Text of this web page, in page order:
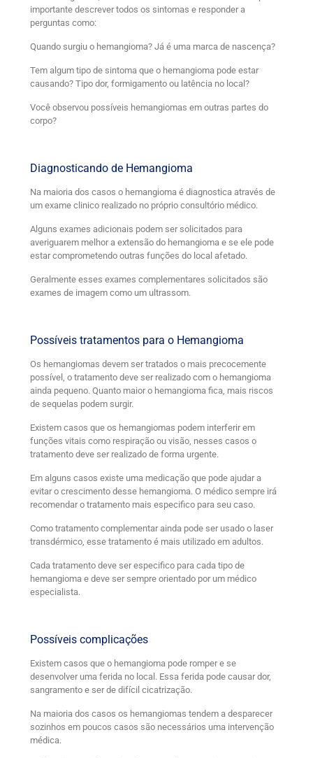
importante descrever todos os sintomas e responder a
perguntas como:
Quando surgiu o hemangioma? Já é uma marca de nascença?
Tem algum tipo de sintoma que o hemangioma pode estar
causando? Tipo dor, formigamento ou latência no local?
Você observou possíveis hemangiomas em outras partes do
corpo?
Diagnosticando de Hemangioma
Na maioria dos casos o hemangioma é diagnostica através de
um exame clinico realizado no próprio consultório médico.
Alguns exames adicionais podem ser solicitados para
averiguarem melhor a extensão do hemangioma e se ele pode
estar comprometendo outras funções do local afetado.
Geralmente esses exames complementares solicitados são
exames de imagem como um ultrassom.
Possíveis tratamentos para o Hemangioma
Os hemangiomas devem ser tratados o mais precocemente
possível, o tratamento deve ser realizado com o hemangioma
ainda pequeno. Quanto maior o hemangioma fica, mais riscos
de sequelas podem surgir.
Existem casos que os hemangiomas podem interferir em
funções vitais como respiração ou visão, nesses casos o
tratamento deve ser realizado de forma urgente.
Em alguns casos existe uma medicação que pode ajudar a
evitar o crescimento desse hemangioma. O médico sempre irá
recomendar o tratamento mais especifico para seu caso.
Como tratamento complementar ainda pode ser usado o laser
transdérmico, esse tratamento é mais utilizado em adultos.
Cada tratamento deve ser especifico para cada tipo de
hemangioma e deve ser sempre orientado por um médico
especialista.
Possíveis complicações
Existem casos que o hemangioma pode romper e se
desenvolver uma ferida no local. Essa ferida pode causar dor,
sangramento e ser de difícil cicatrização.
Na maioria dos casos os hemangiomas tendem a desparecer
sozinhos em poucos casos são necessários uma intervenção
médica.